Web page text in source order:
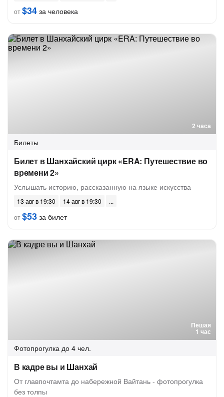
от$34 за человека
2 часа
Билеты
Билет в Шанхайский цирк «ERA: Путешествие во
времени 2»
Услышать историю, рассказанную на языке искусства
13 авг в 19:30
14 авг в 19:30
от$53 за билет
Пешая
1 час
Фотопрогулка до 4 чел.
В кадре вы и Шанхай
От главпочтамта до набережной Вайтань - фотопрогулка
без толпы